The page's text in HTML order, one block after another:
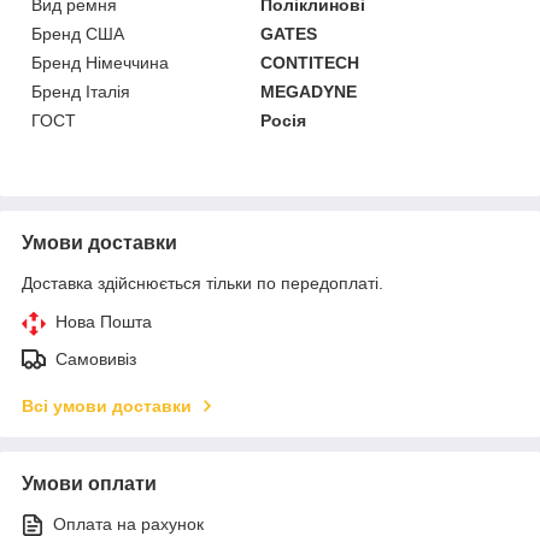
Вид ремня
Поліклинові
Бренд США
GATES
Бренд Німеччина
CONTITECH
Бренд Італія
MEGADYNE
ГОСТ
Росія
Умови доставки
Доставка здійснюється тільки по передоплаті.
Нова Пошта
Самовивіз
Всі умови доставки
Умови оплати
Оплата на рахунок